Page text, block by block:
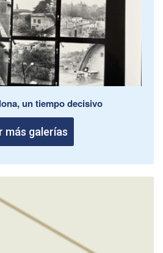
un tiempo decisivo
más galerías